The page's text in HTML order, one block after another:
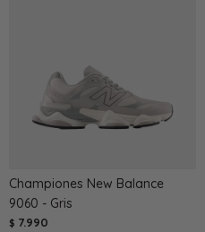
Championes New Balance
9060 - Gris
$ 7.990